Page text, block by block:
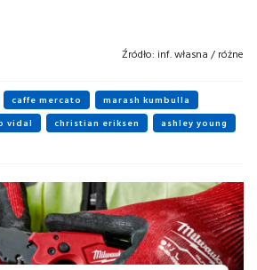
Źródło: inf. własna / różne
caffe mercato
marash kumbulla
vidal christian eriksen
ashley young